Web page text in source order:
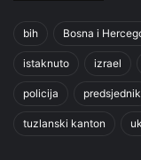
bih Bosna i
istaknuto izrael
policija predsjednik
tuzlanski kanton